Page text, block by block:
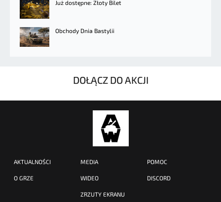
Już dostępne: Złoty Bilet
Obchody Dnia Bastylii
DOŁĄCZ DO AKCJI
AKTUALNOŚCI
O GRZE
MEDIA
WIDEO
ZRZUTY EKRANU
POMOC
DISCORD